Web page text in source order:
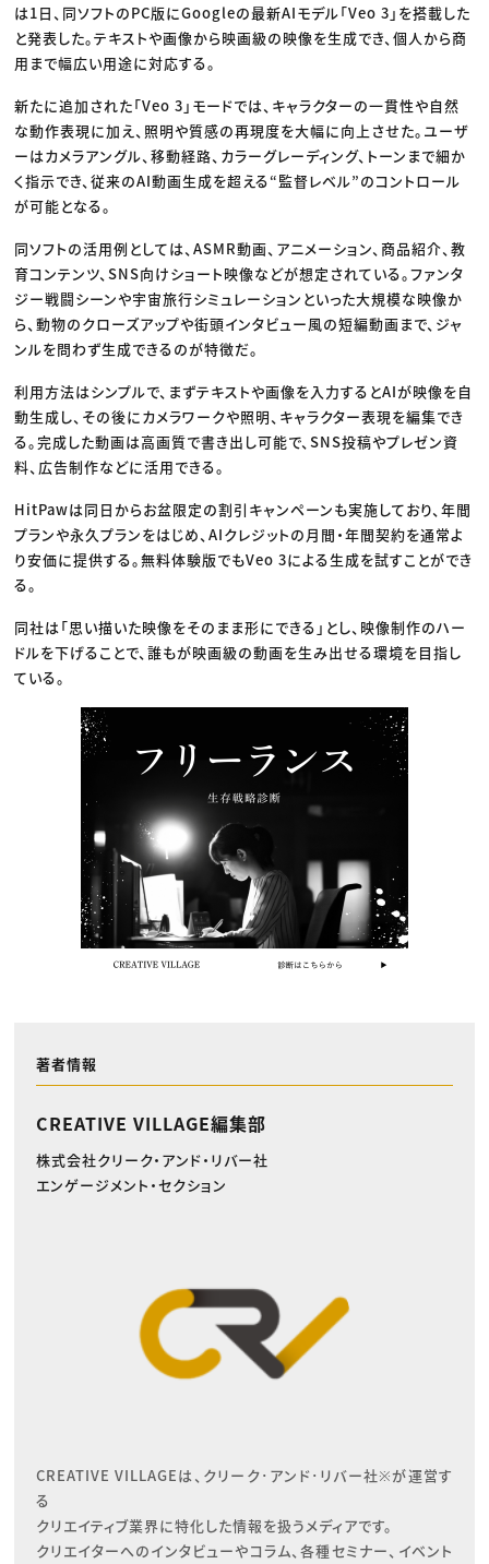
は1日、同ソフトのPC版にGoogleの最新AIモデル「Veo 3」を搭載した
と発表した。テキストや画像から映画級の映像を生成でき、個人から商
用まで幅広い用途に対応する。
新たに追加された「Veo 3」モードでは、キャラクターの一貫性や自然
な動作表現に加え、照明や質感の再現度を大幅に向上させた。ユーザ
ーはカメラアングル、移動経路、カラーグレーディング、トーンまで細か
く指示でき、従来のAI動画生成を超える“監督レベル”のコントロール
が可能となる。
同ソフトの活用例としては、ASMR動画、アニメーション、商品紹介、教
育コンテンツ、SNS向けショート映像などが想定されている。ファンタ
ジー戦闘シーンや宇宙旅行シミュレーションといった大規模な映像か
ら、動物のクローズアップや街頭インタビュー風の短編動画まで、ジャ
ンルを問わず生成できるのが特徴だ。
利用方法はシンプルで、まずテキストや画像を入力するとAIが映像を自
動生成し、その後にカメラワークや照明、キャラクター表現を編集でき
る。完成した動画は高画質で書き出し可能で、SNS投稿やプレゼン資
料、広告制作などに活用できる。
HitPawは同日からお盆限定の割引キャンペーンも実施しており、年間
プランや永久プランをはじめ、AIクレジットの月間・年間契約を通常よ
り安価に提供する。無料体験版でもVeo 3による生成を試すことができ
る。
同社は「思い描いた映像をそのまま形にできる」とし、映像制作のハー
ドルを下げることで、誰もが映画級の動画を生み出せる環境を目指し
ている。
著者情報
CREATIVE VILLAGE編集部
株式会社クリーク・アンド・リバー社
エンゲージメント・セクション
CREATIVE VILLAGEは、クリーク･アンド･リバー社※が運営す
る
クリエイティブ業界に特化した情報を扱うメディアです。
クリエイターへのインタビューやコラム、各種セミナー、イベント